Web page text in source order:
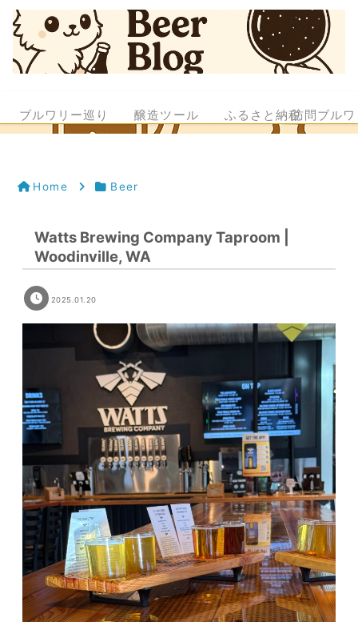
ブルワリー巡り 醸造ツール ふるさと納税訪問ブル
Home Beer
Watts Brewing Company Taproom |
Woodinville, WA
2025.01.20